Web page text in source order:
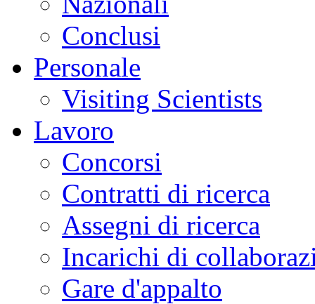
Conclusi
Personale
Visiting Scientists
Lavoro
Concorsi
Contratti di ricerca
Assegni di ricerca
Incarichi di
Gare d'appalto